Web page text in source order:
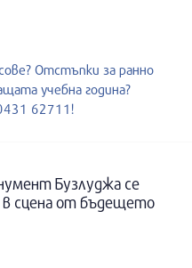
Отстъпки за ранно
учебна година?
62711!
Бузлуджа се
сцена от бъдещето